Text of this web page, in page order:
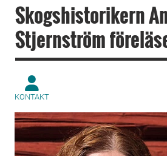
Skogshistorikern
Stjernström
KONTAKT